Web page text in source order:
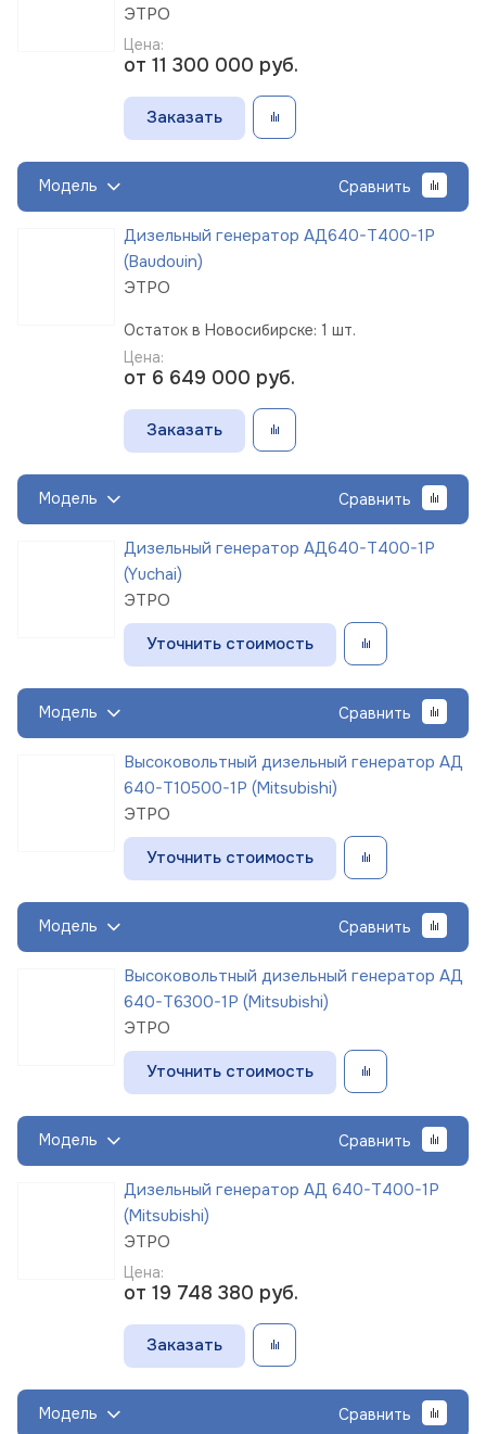
ЭТРО
Цена:
от 11 300 000 руб.
Заказать
Модель Сравнить
Дизельный генератор АД640-Т400-1Р
(Baudouin)
ЭТРО
Остаток в Новосибирске: 1 шт.
Цена:
от 6 649 000 руб.
Заказать
Модель Сравнить
Дизельный генератор АД640-Т400-1Р
(Yuchai)
ЭТРО
Уточнить стоимость
Модель Сравнить
Высоковольтный дизельный генератор АД
640-Т10500-1Р (Mitsubishi)
ЭТРО
Уточнить стоимость
Модель Сравнить
Высоковольтный дизельный генератор АД
640-Т6300-1Р (Mitsubishi)
ЭТРО
Уточнить стоимость
Модель Сравнить
Дизельный генератор АД 640-Т400-1Р
(Mitsubishi)
ЭТРО
Цена:
от 19 748 380 руб.
Заказать
Модель Сравнить